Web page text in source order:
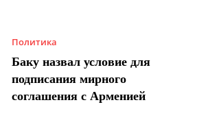
Политика
Баку назвал условие для
подписания мирного
соглашения с Арменией